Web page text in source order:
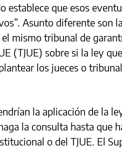
establece que esos
Asunto diferente son
mismo tribunal de
(TJUE) sobre si la ley
los jueces o
la aplicación de la
la consulta hasta que
o del TJUE. El